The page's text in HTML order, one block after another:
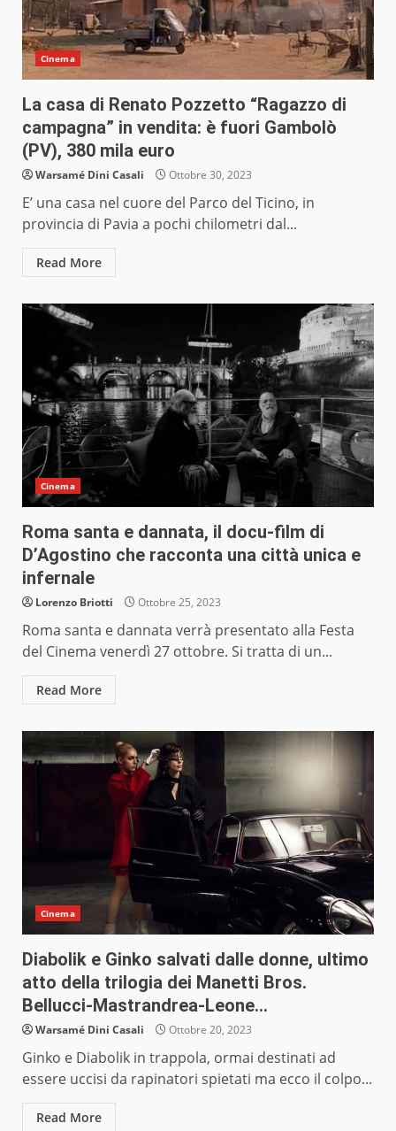
Cinema
La casa di Renato Pozzetto “Ragazzo di
campagna” in vendita: è fuori Gambolò
(PV), 380 mila euro
Warsamé Dini Casali Ottobre 30, 2023
E’ una casa nel cuore del Parco del Ticino, in
provincia di Pavia a pochi chilometri dal...
Read More
Cinema
Roma santa e dannata, il docu-film di
D’Agostino che racconta una città unica e
infernale
Lorenzo Briotti Ottobre 25, 2023
Roma santa e dannata verrà presentato alla Festa
del Cinema venerdì 27 ottobre. Si tratta di un...
Read More
Cinema
Diabolik e Ginko salvati dalle donne, ultimo
atto della trilogia dei Manetti Bros.
Bellucci-Mastrandrea-Leone…
Warsamé Dini Casali Ottobre 20, 2023
Ginko e Diabolik in trappola, ormai destinati ad
essere uccisi da rapinatori spietati ma ecco il colpo...
Read More